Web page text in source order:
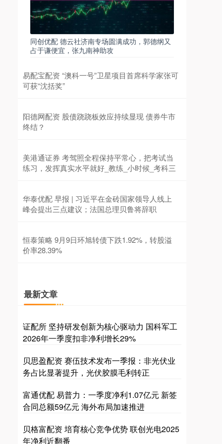
同创优配 德云社济南专场圆满成功，郭德纲又
占于谦便宜，张九南神助攻
易配宝配资 “澳科一号”卫星项目首席科学家张可
可获“沈括奖”
阳德网配资 股债跷跷板效应持续显现 债券牛市
终结？
美港通证券 考驾照全程保持平常心，把考试当
练习，发挥真实水平就好_教练_小时候_考科三
华泰优配 早报 | 习近平在金砖国家领导人线上
峰会提出三点建议；法国总理贝鲁将辞职
恒泰策略 9月9日环旭转债下跌1.92%，转股溢
价率28.39%
最新文章
证配所 坚持研发创新为核心驱动力 国科军工
2026年一季度扣非净利增长29%
贝思盈配资 赛伍技术发布一季报：非光伏业
务占比显著提升，光伏胶膜毛利转正
富通优配 易普力：一季度净利1.07亿元 新签
合同总额59亿元 海外布局加速推进
贝格富配资 培育核心竞争优势 联创光电2025
年净利近翻番